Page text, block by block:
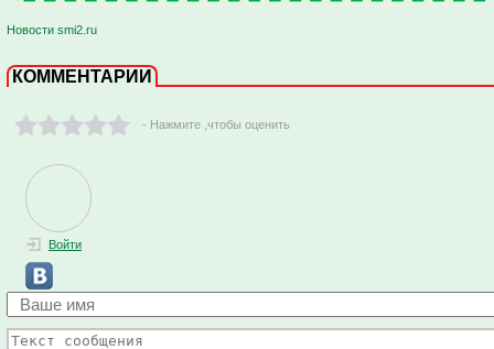
Новости smi2.ru
КОММЕНТАРИИ
- Нажмите ,чтобы оценить
Войти